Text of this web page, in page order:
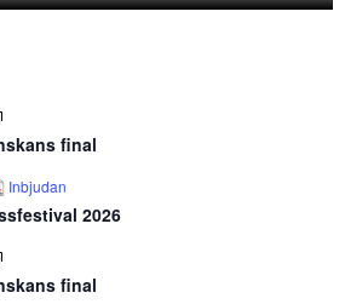
final
Inbjudan
2026
final